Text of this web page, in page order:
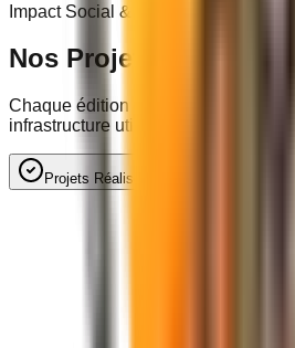
Impact Social & Communautaire
Nos Projets dans les
Chaque édition du festival finance
infrastructure utile aux populations
Projets Réalisés